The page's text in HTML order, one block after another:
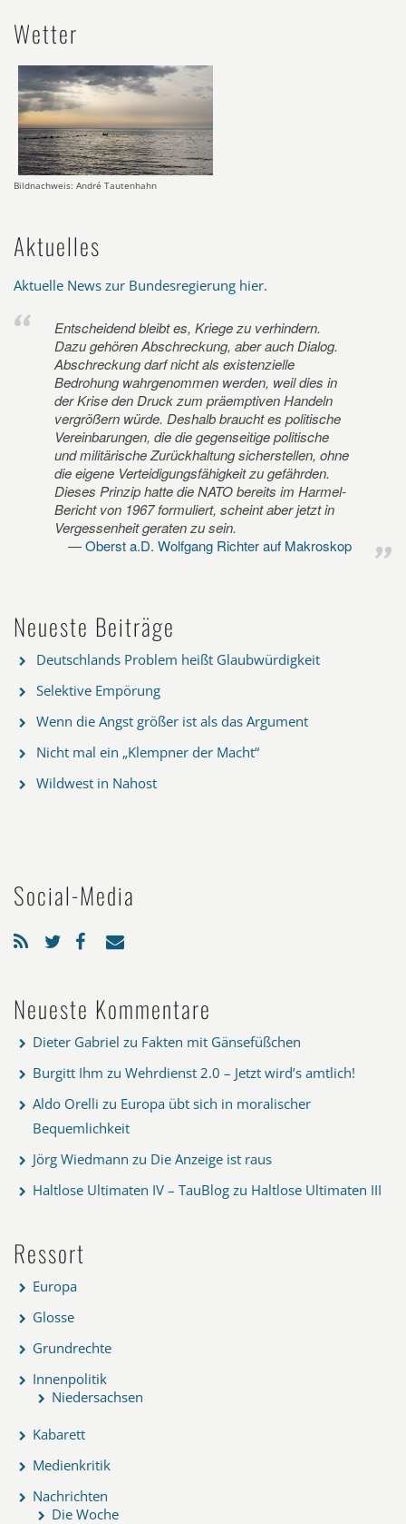
Wetter
Bildnachweis: André Tautenhahn
Aktuelles
Aktuelle News zur Bundesregierung hier.
Entscheidend bleibt es, Kriege zu verhindern.
Dazu gehören Abschreckung, aber auch Dialog.
Abschreckung darf nicht als existenzielle
Bedrohung wahrgenommen werden, weil dies in
der Krise den Druck zum präemptiven Handeln
vergrößern würde. Deshalb braucht es politische
Vereinbarungen, die die gegenseitige politische
und militärische Zurückhaltung sicherstellen, ohne
die eigene Verteidigungsfähigkeit zu gefährden.
Dieses Prinzip hatte die NATO bereits im Harmel-
Bericht von 1967 formuliert, scheint aber jetzt in
Vergessenheit geraten zu sein.
Oberst a.D. Wolfgang Richter auf Makroskop
Neueste Beiträge
Deutschlands Problem heißt Glaubwürdigkeit
Selektive Empörung
Wenn die Angst größer ist als das Argument
Nicht mal ein „Klempner der Macht“
Wildwest in Nahost
Social-Media
Neueste Kommentare
Dieter Gabriel zu Fakten mit Gänsefüßchen
Burgitt Ihm zu Wehrdienst 2.0 – Jetzt wird’s amtlich!
Aldo Orelli zu Europa übt sich in moralischer
Bequemlichkeit
Jörg Wiedmann zu Die Anzeige ist raus
Haltlose Ultimaten IV – TauBlog zu Haltlose Ultimaten III
Ressort
Europa
Glosse
Grundrechte
Innenpolitik
Niedersachsen
Kabarett
Medienkritik
Nachrichten
Die Woche